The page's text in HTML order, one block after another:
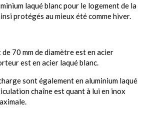
laqué blanc pour le logement de la
protégés au mieux été comme hiver.
70 mm de diamètre est en acier
est en acier laqué blanc.
sont également en aluminium laqué
chaîne est quant à lui en inox